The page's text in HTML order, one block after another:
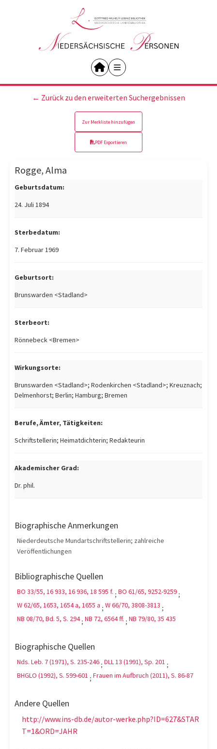
← Zurück zu den erweiterten Suchergebnissen
Zur Merkliste hinzufügen
PDF Exportieren
Rogge, Alma
Geburtsdatum:
24. Juli 1894
Sterbedatum:
7. Februar 1969
Geburtsort:
Brunswarden <Stadland>
Sterbeort:
Rönnebeck <Bremen>
Wirkungsorte:
Brunswarden <Stadland>; Rodenkirchen <Stadland>; Kreuznach;
Delmenhorst; Berlin; Hamburg; Bremen
Berufe, Ämter, Tätigkeiten:
Schriftstellerin; Heimatdichterin; Redakteurin
Akademischer Grad:
Dr. phil.
Biographische Anmerkungen
Niederdeutsche Mundartschriftstellerin; zahlreiche
Veröffentlichungen
Bibliographische Quellen
BO 33/55, 16 933, 16 936, 18 595 f. ; BO 61/65, 9252-9259 ;
W 62/65, 1653, 1654 a, 1655 a ; W 66/70, 3808-3813 ;
NB 08/70, Bd. 5, S. 294 ; NB 72, 6564 ff. ; NB 79/80, 35 435
Biographische Quellen
Nds. Leb. 7 (1971), S. 235-246 ; DLL 13 (1991), Sp. 201 ;
BHGLO (1992), S. 599-601 ; Frauen im Aufbruch (2011), S. 86-87
Andere Quellen
http://www.ins-db.de/autor-werke.php?ID=627&STAR
T=1&ORD=JAHR